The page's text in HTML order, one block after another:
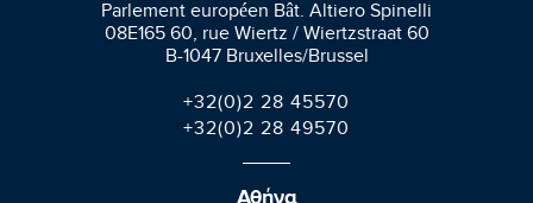
Parlement européen Bât. Altiero Spinelli
08E165 60, rue Wiertz / Wiertzstraat 60
B-1047 Bruxelles/Brussel
+32(0)2 28 45570
+32(0)2 28 49570